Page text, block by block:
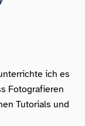
ich es
Fotografieren
Tutorials und